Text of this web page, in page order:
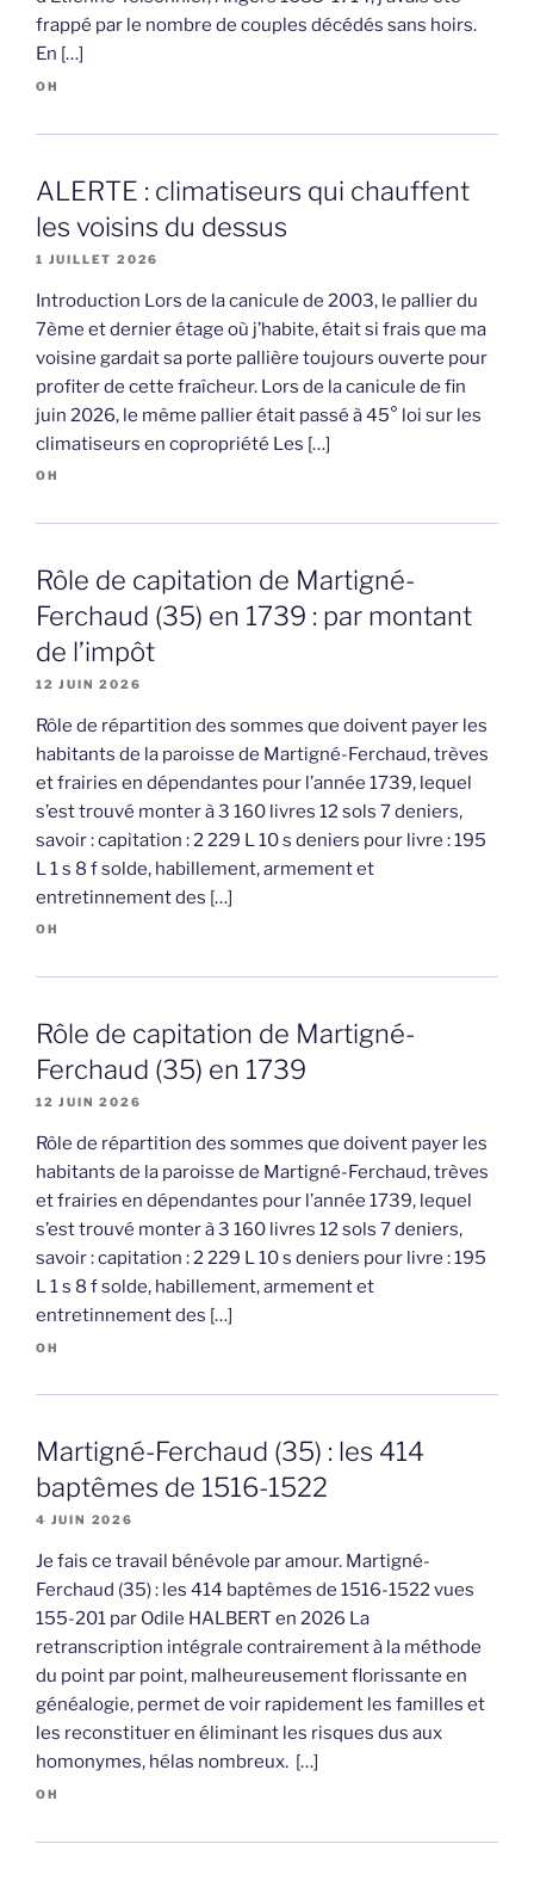
frappé par le nombre de couples décédés sans hoirs.
En […]
OH
ALERTE : climatiseurs qui chauffent
les voisins du dessus
1 JUILLET 2026
Introduction Lors de la canicule de 2003, le pallier du
7ème et dernier étage où j’habite, était si frais que ma
voisine gardait sa porte pallière toujours ouverte pour
profiter de cette fraîcheur. Lors de la canicule de fin
juin 2026, le même pallier était passé à 45° loi sur les
climatiseurs en copropriété Les […]
OH
Rôle de capitation de Martigné-
Ferchaud (35) en 1739 : par montant
de l’impôt
12 JUIN 2026
Rôle de répartition des sommes que doivent payer les
habitants de la paroisse de Martigné-Ferchaud, trèves
et frairies en dépendantes pour l’année 1739, lequel
s’est trouvé monter à 3 160 livres 12 sols 7 deniers,
savoir : capitation : 2 229 L 10 s deniers pour livre : 195
L 1 s 8 f solde, habillement, armement et
entretinnement des […]
OH
Rôle de capitation de Martigné-
Ferchaud (35) en 1739
12 JUIN 2026
Rôle de répartition des sommes que doivent payer les
habitants de la paroisse de Martigné-Ferchaud, trèves
et frairies en dépendantes pour l’année 1739, lequel
s’est trouvé monter à 3 160 livres 12 sols 7 deniers,
savoir : capitation : 2 229 L 10 s deniers pour livre : 195
L 1 s 8 f solde, habillement, armement et
entretinnement des […]
OH
Martigné-Ferchaud (35) : les 414
baptêmes de 1516-1522
4 JUIN 2026
Je fais ce travail bénévole par amour. Martigné-
Ferchaud (35) : les 414 baptêmes de 1516-1522 vues
155-201 par Odile HALBERT en 2026 La
retranscription intégrale contrairement à la méthode
du point par point, malheureusement florissante en
généalogie, permet de voir rapidement les familles et
les reconstituer en éliminant les risques dus aux
homonymes, hélas nombreux. […]
OH